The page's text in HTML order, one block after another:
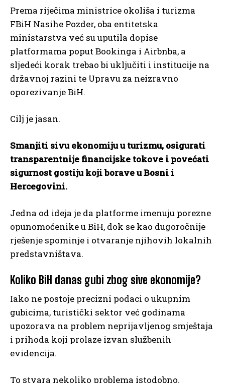
Prema riječima ministrice okoliša i turizma
FBiH Nasihe Pozder, oba entitetska
ministarstva već su uputila dopise
platformama poput Bookinga i Airbnba, a
sljedeći korak trebao bi uključiti i institucije na
državnoj razini te Upravu za neizravno
oporezivanje BiH.
Cilj je jasan.
Smanjiti sivu ekonomiju u turizmu, osigurati
transparentnije financijske tokove i povećati
sigurnost gostiju koji borave u Bosni i
Hercegovini.
Jedna od ideja je da platforme imenuju porezne
opunomoćenike u BiH, dok se kao dugoročnije
rješenje spominje i otvaranje njihovih lokalnih
predstavništava.
Koliko BiH danas gubi zbog sive ekonomije?
Iako ne postoje precizni podaci o ukupnim
gubicima, turistički sektor već godinama
upozorava na problem neprijavljenog smještaja
i prihoda koji prolaze izvan službenih
evidencija.
To stvara nekoliko problema istodobno.